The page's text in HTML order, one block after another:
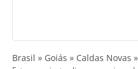
Brasil » Goiás » Caldas Novas